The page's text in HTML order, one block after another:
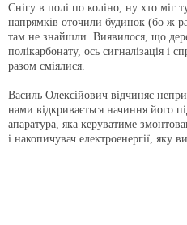
Снігу в полі по коліно, ну хто міг
напрямків оточили будинок (бо ж
там не знайшли. Виявилося, що
полікарбонату, ось сигналізація і
разом сміялися.
Василь Олексійович відчиняє
нами відкривається начиння його
апаратура, яка керуватиме
і накопичувач електроенергії, яку